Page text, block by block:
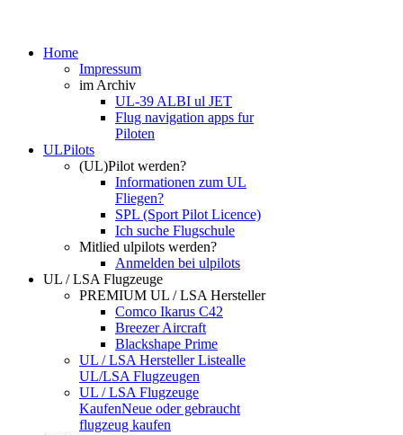
Home
Impressum
im Archiv
UL-39 ALBI ul JET
Flug navigation apps fur
Piloten
ULPilots
(UL)Pilot werden?
Informationen zum UL
Fliegen?
SPL (Sport Pilot Licence)
Ich suche Flugschule
Mitlied ulpilots werden?
Anmelden bei ulpilots
UL / LSA Flugzeuge
PREMIUM UL / LSA Hersteller
Comco Ikarus C42
Breezer Aircraft
Blackshape Prime
UL / LSA Hersteller Listealle
UL/LSA Flugzeugen
UL / LSA Flugzeuge
KaufenNeue oder gebraucht
flugzeug kaufen